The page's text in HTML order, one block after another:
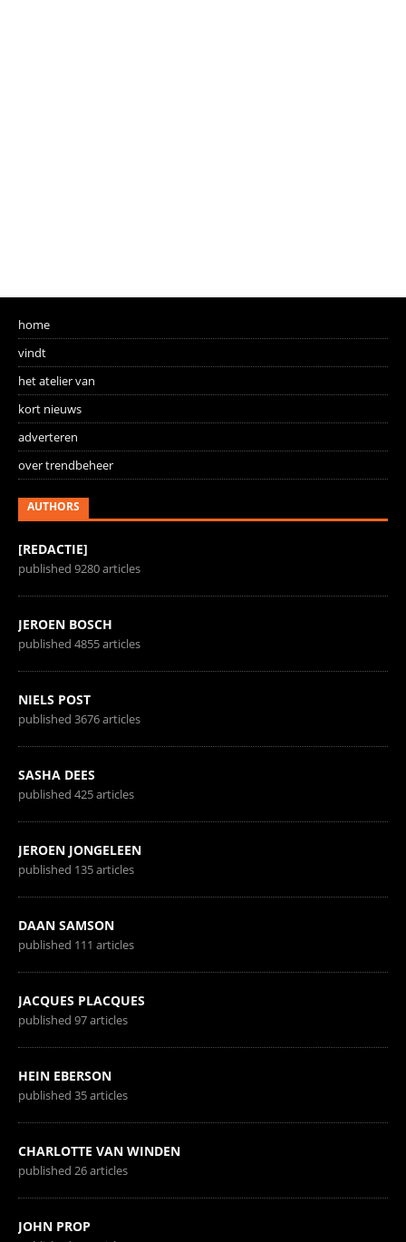
home
vindt
het atelier van
kort nieuws
adverteren
over trendbeheer
AUTHORS
[REDACTIE]
published 9280 articles
JEROEN BOSCH
published 4855 articles
NIELS POST
published 3676 articles
SASHA DEES
published 425 articles
JEROEN JONGELEEN
published 135 articles
DAAN SAMSON
published 111 articles
JACQUES PLACQUES
published 97 articles
HEIN EBERSON
published 35 articles
CHARLOTTE VAN WINDEN
published 26 articles
JOHN PROP